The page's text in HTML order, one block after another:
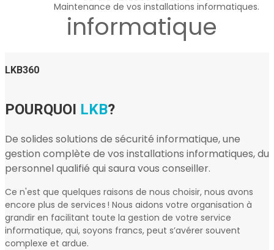
Maintenance de vos installations informatiques.
LKB360
POURQUOI LKB?
De solides solutions de sécurité informatique, une
gestion complète de vos installations informatiques, du
personnel qualifié qui saura vous conseiller.
Ce n'est que quelques raisons de nous choisir, nous avons
encore plus de services ! Nous aidons votre organisation à
grandir en facilitant toute la gestion de votre service
informatique, qui, soyons francs, peut s’avérer souvent
complexe et ardue.